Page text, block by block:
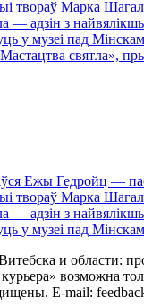
твораў Марка
— адзін з
у музеі пад Мінскам
святла»,
Ежы Гедройц —
твораў Марка
— адзін з
у музеі пад Мінскам
и области:
возможна
E-mail: